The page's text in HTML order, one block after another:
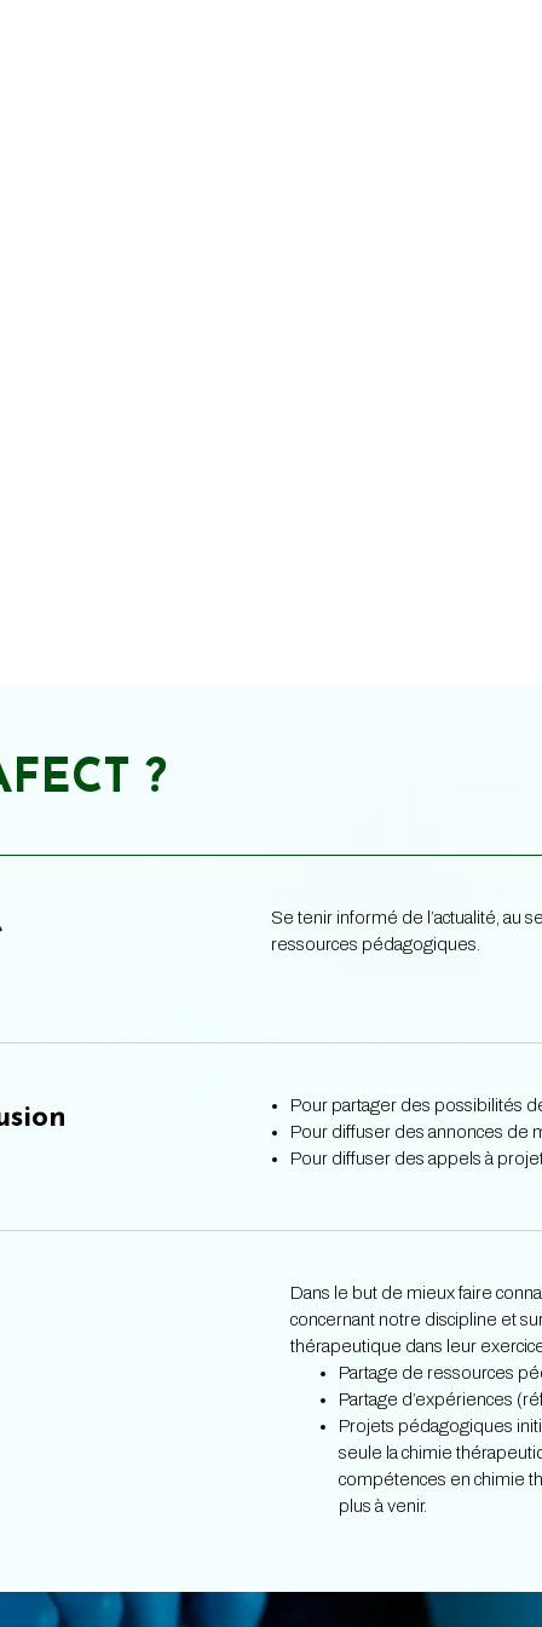
?
Se tenir informé de l’actualité, au
ressources pédagogiques.
Pour partager des possibilités
Pour diffuser des annonces de
Pour diffuser des appels à
Dans le but de mieux faire
concernant notre discipline et
thérapeutique dans leur
Partage de ressources
Partage d’expériences
Projets pédagogiques
seule la chimie
compétences en chimie
plus à venir.